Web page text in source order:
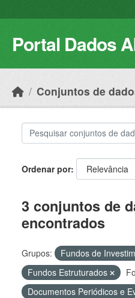
Portal Dados
Conjuntos de
Ordenar por
3 conjuntos de
encontrados
Grupos:
Fundos de
Fundos Estruturados
Documentos Periódicos e